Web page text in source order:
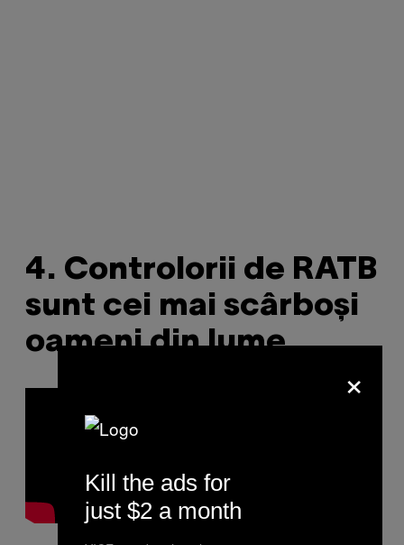
4. Controlorii de RATB
sunt cei mai scârboși
oameni din lume
×
Kill the ads for
just $2 a month